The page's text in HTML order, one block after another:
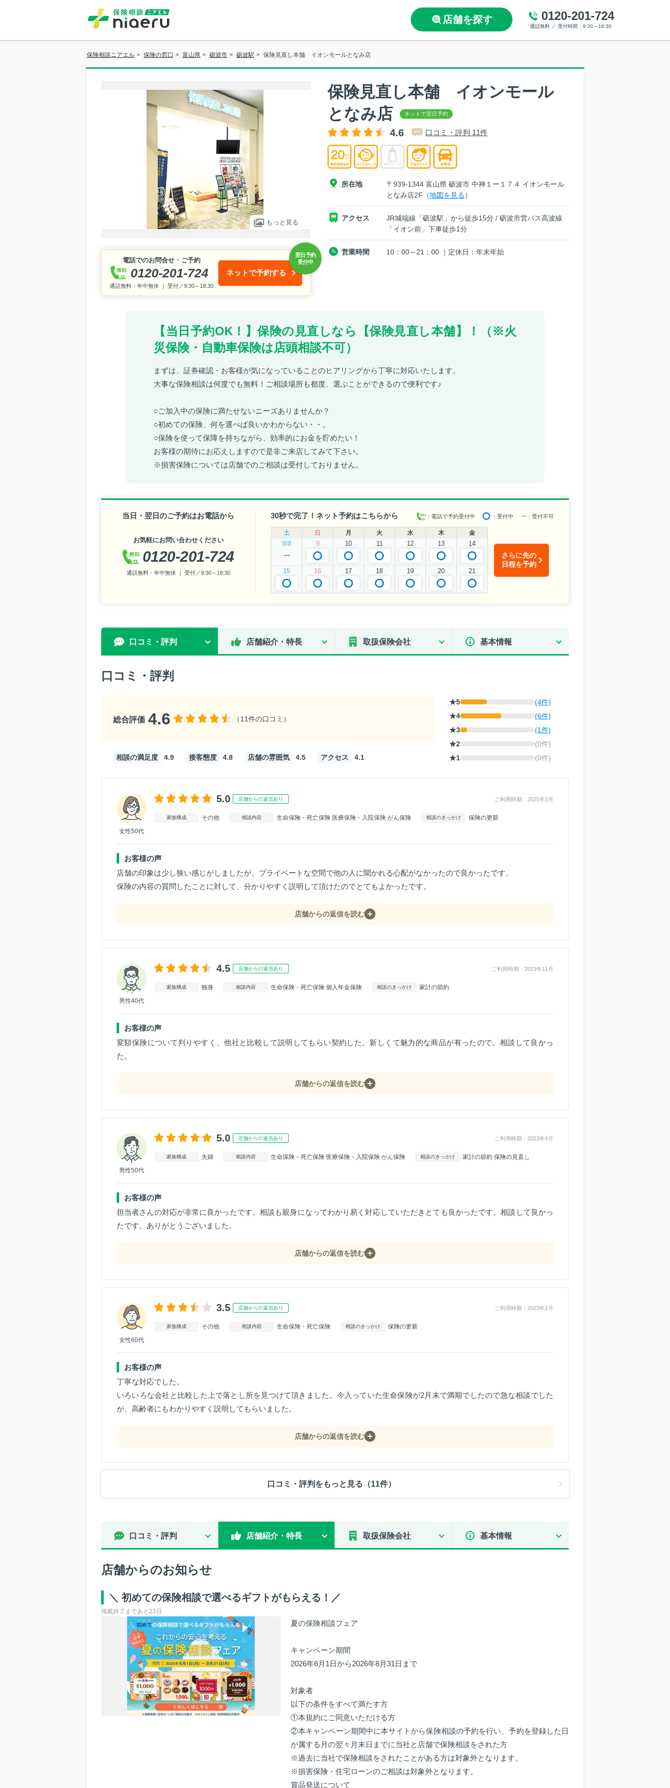
店舗を探す 0120-201-724
通話無料 ／ 受付時間：9:30～18:30
保険相談ニアエル > 保険の窓口 > 富山県 > 砺波市 > 砺波駅 > 保険見直し本舗 イオンモールとなみ店
もっと見る
電話でのお問合せ・ご予約
0120-201-724
通話無料・年中無休 ｜ 受付／9:30～18:30
ネットで予約する
保険見直し本舗 イオンモール
となみ店
4.6 口コミ・評判 11件
所在地
〒939-1344 富山県 砺波市 中神１ー１７４ イオンモール
となみ店2F（地図を見る）
アクセス
JR城端線「砺波駅」から徒歩15分 / 砺波市営バス高波線
「イオン前」下車徒歩1分
営業時間 10：00～21：00 ｜定休日：年末年始
【当日予約OK！】保険の見直しなら【保険見直し本舗】！（※火
災保険・自動車保険は店頭相談不可）
まずは、証券確認・お客様が気になっていることのヒアリングから丁寧に対応いたします。
大事な保険相談は何度でも無料！ご相談場所も都度、選ぶことができるので便利です♪
○ご加入中の保険に満たせないニーズありませんか？
○初めての保険、何を選べば良いかわからない・・。
○保険を使って保障を持ちながら、効率的にお金を貯めたい！
お客様の期待にお応えしますので是非ご来店してみて下さい。
※損害保険については店舗でのご相談は受付しておりません。
当日・翌日のご予約はお電話から
お気軽にお問い合わせください
0120-201-724
通話無料・年中無休 ｜ 受付／9:30～18:30
30秒で完了！ネット予約はこちらから ：電話で予約受付中 ：受付中 ー ：受付不可
土 日 月 火 水 木 金
8/8 9 10 11 12 13 14
ー
15 16 17 18 19 20 21
さらに先の
日程を予約
口コミ・評判 店舗紹介・特長 取扱保険会社 基本情報
口コミ・評判
総合評価 4.6 （11件の口コミ）
相談の満足度 4.9 接客態度 4.8 店舗の雰囲気 4.5 アクセス 4.1
★5
(4件)
★4
(6件)
★3
(1件)
★2
(0件)
★1
(0件)
女性50代
5.0 店舗からの返信あり ご利用時期：2025年2月
家族構成 その他 相談内容 生命保険・死亡保険 医療保険・入院保険 がん保険 相談のきっかけ 保険の更新
お客様の声
店舗の印象は少し狭い感じがしましたが、プライベートな空間で他の人に聞かれる心配がなかったので良かったです。
保険の内容の質問したことに対して、分かりやすく説明して頂けたのでとてもよかったです。
店舗からの返信を読む
男性40代
4.5 店舗からの返信あり ご利用時期：2023年11月
家族構成 独身 相談内容 生命保険・死亡保険 個人年金保険 相談のきっかけ 家計の節約
お客様の声
変額保険について判りやすく、他社と比較して説明してもらい契約した。新しくて魅力的な商品が有ったので、相談して良かっ
た。
店舗からの返信を読む
男性50代
5.0 店舗からの返信あり ご利用時期：2023年4月
家族構成 夫婦 相談内容 生命保険・死亡保険 医療保険・入院保険 がん保険 相談のきっかけ 家計の節約 保険の見直し
お客様の声
担当者さんの対応が非常に良かったです。相談も親身になってわかり易く対応していただきとても良かったです。相談して良かっ
たです。ありがとうございました。
店舗からの返信を読む
女性60代
3.5 店舗からの返信あり ご利用時期：2023年2月
家族構成 その他 相談内容 生命保険・死亡保険 相談のきっかけ 保険の更新
お客様の声
丁寧な対応でした。
いろいろな会社と比較した上で落とし所を見つけて頂きました。今入っていた生命保険が2月末で満期でしたので急な相談でした
が、高齢者にもわかりやすく説明してもらいました。
店舗からの返信を読む
口コミ・評判をもっと見る（11件）
口コミ・評判 店舗紹介・特長 取扱保険会社 基本情報
店舗からのお知らせ
＼ 初めての保険相談で選べるギフトがもらえる！／
掲載終了まであと23日
夏の保険相談フェア
キャンペーン期間
2026年6月1日から2026年8月31日まで
対象者
以下の条件をすべて満たす方
①本規約にご同意いただける方
②本キャンペーン期間中に本サイトから保険相談の予約を行い、予約を登録した日
が属する月の翌々月末日までに当社と店舗で保険相談をされた方
※過去に当社で保険相談をされたことがある方は対象外となります。
※損害保険・住宅ローンのご相談は対象外となります。
賞品発送について